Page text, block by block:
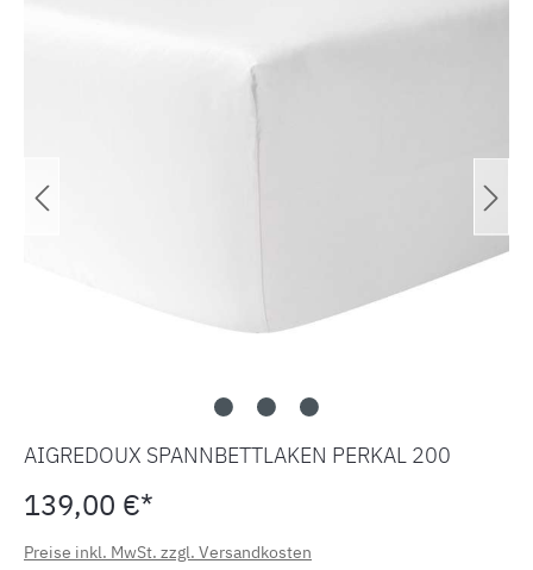
AIGREDOUX SPANNBETTLAKEN PERKAL 200
139,00 €*
Preise inkl. MwSt. zzgl. Versandkosten